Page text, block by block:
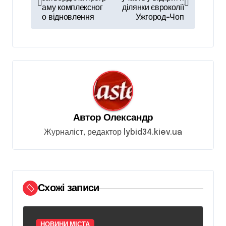
г
а
п
и
с
аму комплексног
о відновлення
ділянки євроколії
Ужгород-Чоп
Автор Олександр
Журналіст, редактор lybid34.kiev.ua
Схожі записи